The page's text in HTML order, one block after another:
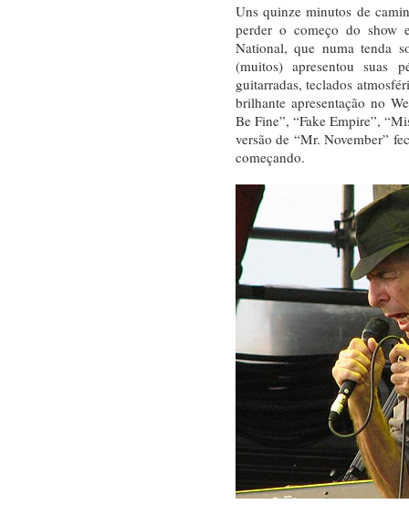
Uns quinze minutos de
perder o começo do show
National, que numa tenda
(muitos) apresentou suas
guitarradas, teclados
brilhante apresentação no
Be Fine”, “Fake Empire”,
versão de “Mr. November”
começando.